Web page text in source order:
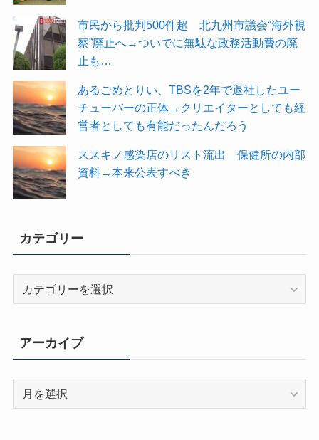
市民から批判500件超 北九州市議会“海外視
察”廃止へ→ついでに無駄な政務活動費の廃
止も…
あるごめとりい、TBSを2年で退社したユー
チューバーの正体→クリエイターとしても経
営者としても有能だったんだろう
ススキノ感染店のリスト流出 保健所の内部
資料→本来公表すべき
カテゴリー
リ
ー
アーカイブ